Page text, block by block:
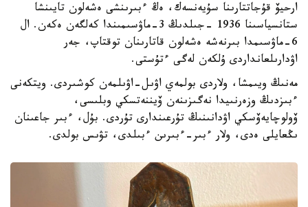
ارحيۆ قۇجاتتارىنا سۇيەنسەك، ەڭ ءبىرىنشى ەشەلون تايىنشا
ستانسياسىنا 1936 -جىلدىڭ 3-ماۋسىمىندا كەلگەن ەكەن. ال
6-ماۋسىمدا بىرنەشە ەشەلون قاتارىنان توقتاپ، جەر
اۋدارىلعانداردى ۇلكەن لەگى ءتۇستى.
مەنىڭ ويىمشا، ولاردى بولمەي اۋىل-اۋىلمەن كوشىردى. ويتكەنى
ءبىزدىڭ وزەرنىيدا نەگىزىنەن ۆيننەتسكي وبلىسى،
ۆولوچايەۆسكي اۋدانىنىڭ تۇرعىندارى تۇردى. بۇل، ءبىر جاعىنان
ىڭعايلى ەدى، ولار ءبىر-ءبىرىن ءبىلدى، تۋىس بولدى.